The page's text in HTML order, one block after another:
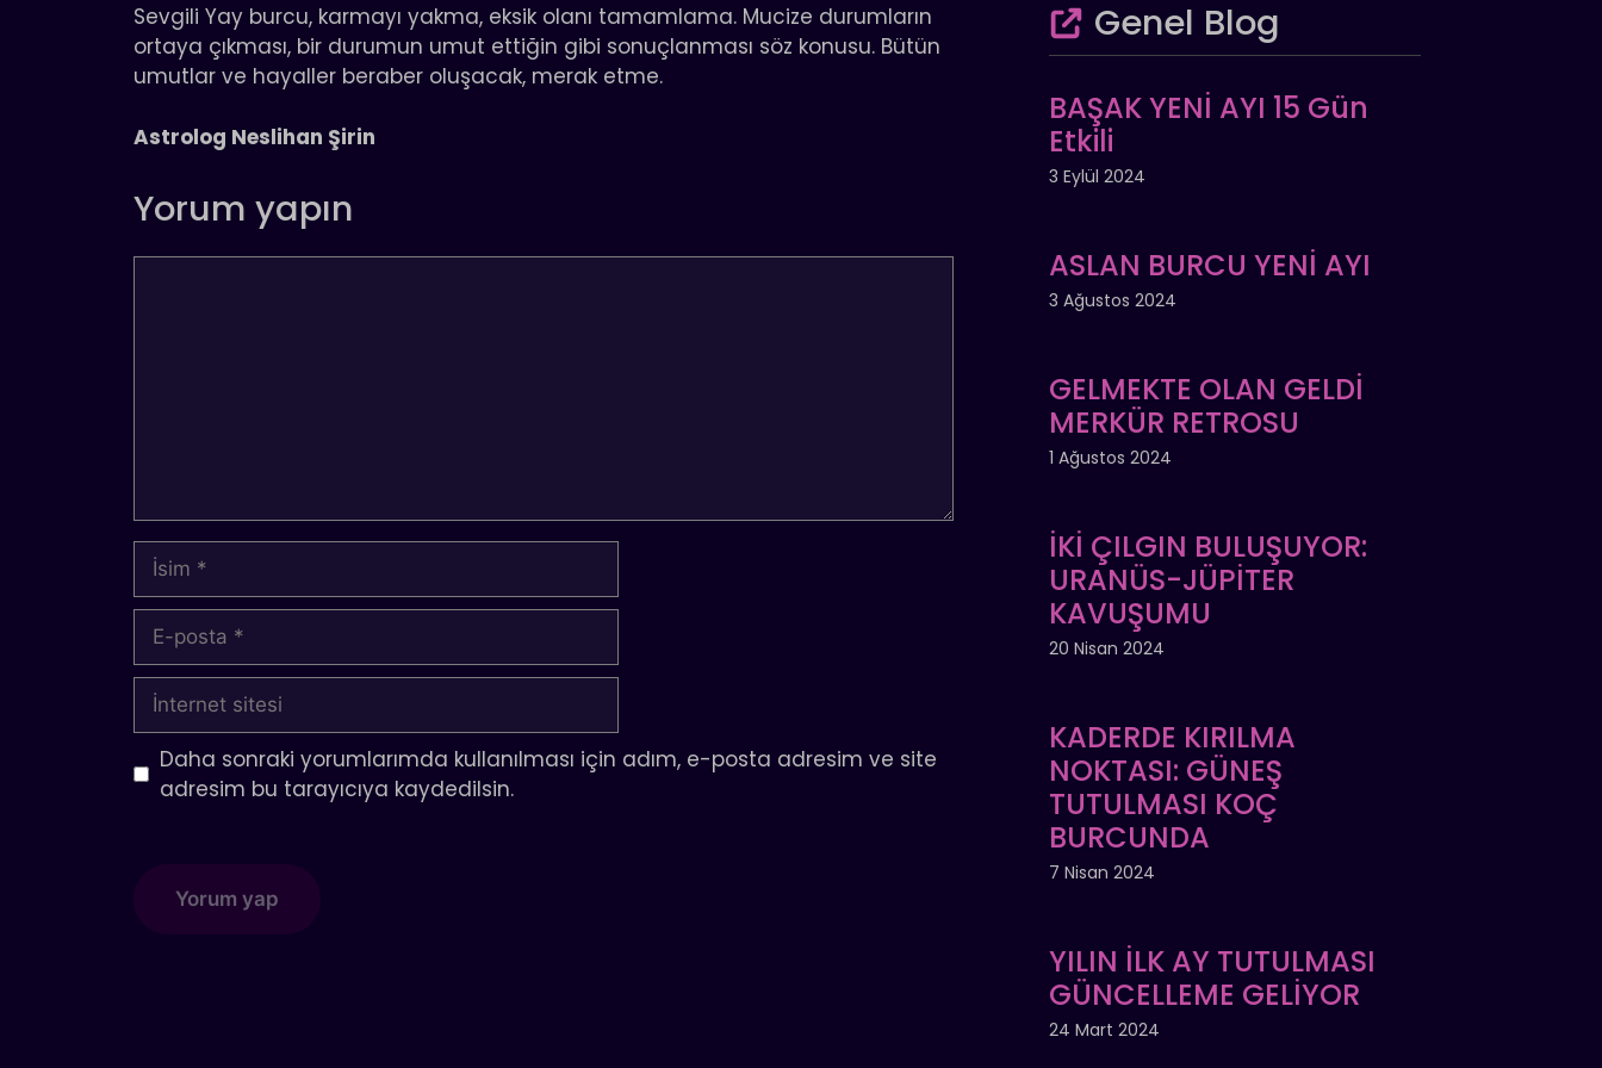
Sevgili Yay burcu, karmayı yakma, eksik olanı tamamlama. Mucize durumların
ortaya çıkması, bir durumun umut ettiğin gibi sonuçlanması söz konusu. Bütün
umutlar ve hayaller beraber oluşacak, merak etme.
Astrolog Neslihan Şirin
Yorum yapın
İsim
posta
İnternet
sitesi
Daha sonraki yorumlarımda kullanılması için adım, e-posta adresim ve site
adresim bu tarayıcıya kaydedilsin.
Genel Blog
BAŞAK YENİ AYI 15 Gün
Etkili
3 Eylül 2024
ASLAN BURCU YENİ AYI
3 Ağustos 2024
GELMEKTE OLAN GELDİ
MERKÜR RETROSU
1 Ağustos 2024
İKİ ÇILGIN BULUŞUYOR:
URANÜS-JÜPİTER
KAVUŞUMU
20 Nisan 2024
KADERDE KIRILMA
NOKTASI: GÜNEŞ
TUTULMASI KOÇ
BURCUNDA
7 Nisan 2024
YILIN İLK AY TUTULMASI
GÜNCELLEME GELİYOR
24 Mart 2024